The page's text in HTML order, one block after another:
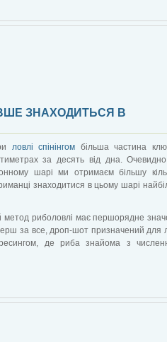
ЗНАХОДИТЬСЯ В
ловлі спінінгом більша частина
за десять від дна.
шарі ми отримаєм більшу
знаходитися в цьому шарі
метод риболовлі має першорядне
за все, дроп-шот призначений для
де риба знайома з